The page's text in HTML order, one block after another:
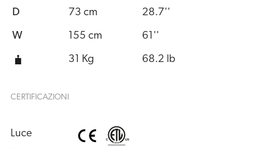
D 73 cm 28.7''
W 155 cm 61''
31 Kg 68.2 lb
CERTIFICAZIONI
Luce